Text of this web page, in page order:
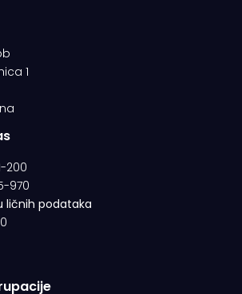
1
200
970
ličnih podataka